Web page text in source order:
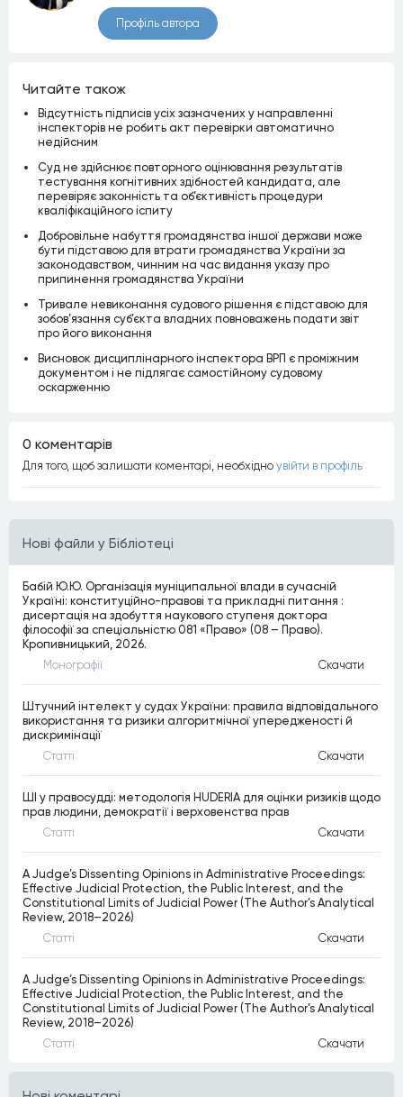
Нові файли у Бібліотеці
Бабій Ю.Ю. Організація муніципальної влади в сучасній
Україні: конституційно-правові та прикладні питання :
дисертація на здобуття наукового ступеня доктора
філософії за спеціальністю 081 «Право» (08 – Право).
Кропивницький, 2026.
Монографiї Скачати
Штучний інтелект у судах України: правила відповідального
використання та ризики алгоритмічної упередженості й
дискримінації
Статтi Скачати
ШІ у правосудді: методологія HUDERIA для оцінки ризиків щодо
прав людини, демократії і верховенства прав
Статтi Скачати
A Judge’s Dissenting Opinions in Administrative Proceedings:
Effective Judicial Protection, the Public Interest, and the
Constitutional Limits of Judicial Power (The Author’s Analytical
Review, 2018–2026)
Статтi Скачати
A Judge’s Dissenting Opinions in Administrative Proceedings:
Effective Judicial Protection, the Public Interest, and the
Constitutional Limits of Judicial Power (The Author’s Analytical
Review, 2018–2026)
Статтi Скачати
Профiль автора
Читайте також
Відсутність підписів усіх зазначених у направленні
інспекторів не робить акт перевірки автоматично
недійсним
Суд не здійснює повторного оцінювання результатів
тестування когнітивних здібностей кандидата, але
перевіряє законність та об’єктивність процедури
кваліфікаційного іспиту
Добровільне набуття громадянства іншої держави може
бути підставою для втрати громадянства України за
законодавством, чинним на час видання указу про
припинення громадянства України
Тривале невиконання судового рішення є підставою для
зобов’язання суб’єкта владних повноважень подати звіт
про його виконання
Висновок дисциплінарного інспектора ВРП є проміжним
документом і не підлягає самостійному судовому
оскарженню
0 коментарiв
Для того, щоб залишати коментарi, необхiдно увiйти в профiль